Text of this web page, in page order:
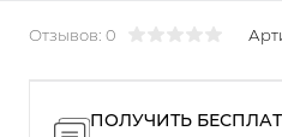
Отзывов: 0
ПОЛУЧИТЬ